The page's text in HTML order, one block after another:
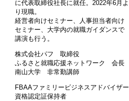
に代表取締役社長に就任。2022年6月よ
り現職。
経営者向けセミナー、人事担当者向け
セミナー、大学内の就職ガイダンスで
講演も行う。
株式会社パフ 取締役
ふるさと就職応援ネットワーク 会長
南山大学 非常勤講師
FBAAファミリービジネスアドバイザー
資格認定証保持者